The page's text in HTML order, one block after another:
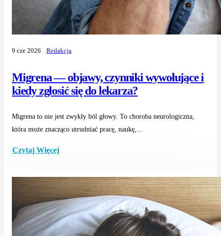
Migrena — objawy, czynniki wywołujące i
kiedy zgłosić się do lekarza?
9 cze 2026 Redakcja
Migrena to nie jest zwykły ból głowy. To choroba neurologiczna,
która może znacząco utrudniać pracę, naukę,...
Czytaj Więcej